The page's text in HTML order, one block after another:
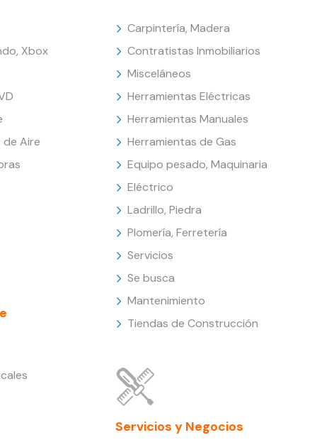
Xbox
Aire
Carpintería, Madera
Contratistas Inmobiliarios
Misceláneos
Herramientas Eléctricas
Herramientas Manuales
Herramientas de Gas
Equipo pesado, Maquinaria
Eléctrico
Ladrillo, Piedra
Plomería, Ferretería
Servicios
Se busca
Mantenimiento
Tiendas de Construcción
Servicios y Negocios